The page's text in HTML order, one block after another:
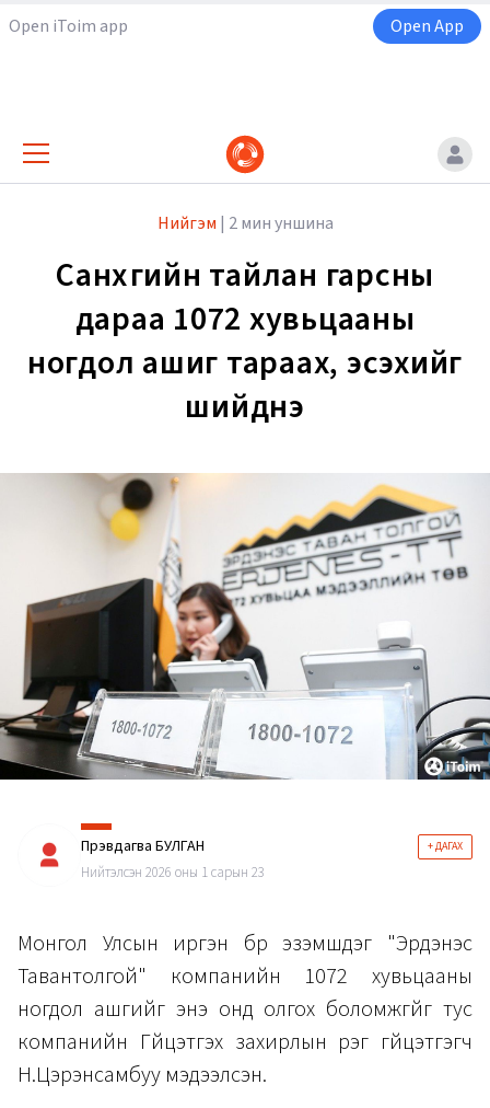
Open iToim app Open App
Нийгэм | 2 мин уншина
Санхүүгийн тайлан гарсны
дараа 1072 хувьцааны
ногдол ашиг тараах, эсэхийг
шийднэ
Пүрэвдагва БУЛГАН + ДАГАХ
Нийтэлсэн 2026 оны 1 сарын 23
Монгол Улсын иргэн бүр эзэмшдэг "Эрдэнэс
Тавантолгой" компанийн 1072 хувьцааны
ногдол ашгийг энэ онд олгох боломжгүйг тус
компанийн Гүйцэтгэх захирлын үүрэг гүйцэтгэгч
Н.Цэрэнсамбуу мэдээлсэн.